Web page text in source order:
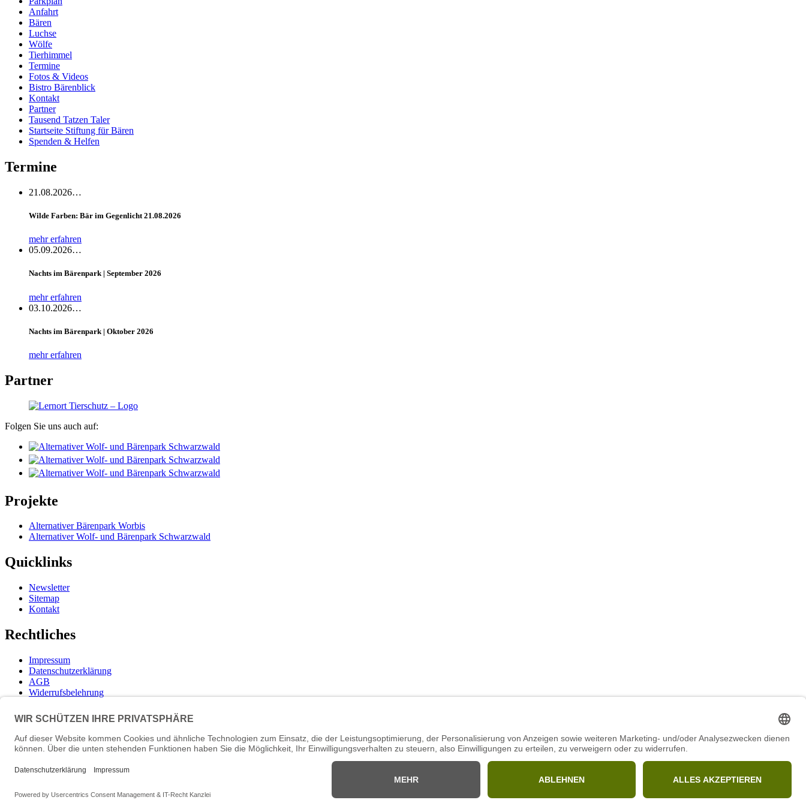
Anfahrt
Bären
Luchse
Wölfe
Tierhimmel
Termine
Fotos & Videos
Bistro Bärenblick
Kontakt
Partner
Tausend Tatzen Taler
Startseite Stiftung für Bären
Spenden & Helfen
Termine
21.08.2026…
Wilde Farben: Bär im Gegenlicht 21.08.2026
mehr erfahren
05.09.2026…
Nachts im Bärenpark | September 2026
mehr erfahren
03.10.2026…
Nachts im Bärenpark | Oktober 2026
mehr erfahren
Partner
Folgen Sie uns auch auf:
Projekte
Alternativer Bärenpark Worbis
Alternativer Wolf- und Bärenpark Schwarzwald
Quicklinks
Newsletter
Sitemap
Kontakt
Rechtliches
Impressum
Datenschutzerklärung
AGB
Widerrufsbelehrung
Mitarbeiter(w/m/d) Imbiss - Betrieb im Projekt SCHWARZWALD
Projekt WORBIS Mitarbeiter*in (w/m/d) in Tierpflege
STIFTUNG für BÄREN - Stellvertretende Geschäftsführung (w/m/d)
Mitarbeiter/in Technik im Projekt SCHWARZWALD